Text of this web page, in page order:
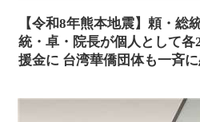
【令和8年熊本地震】頼・総
統・卓・院長が個人として各
援金に 台湾華僑団体も一斉